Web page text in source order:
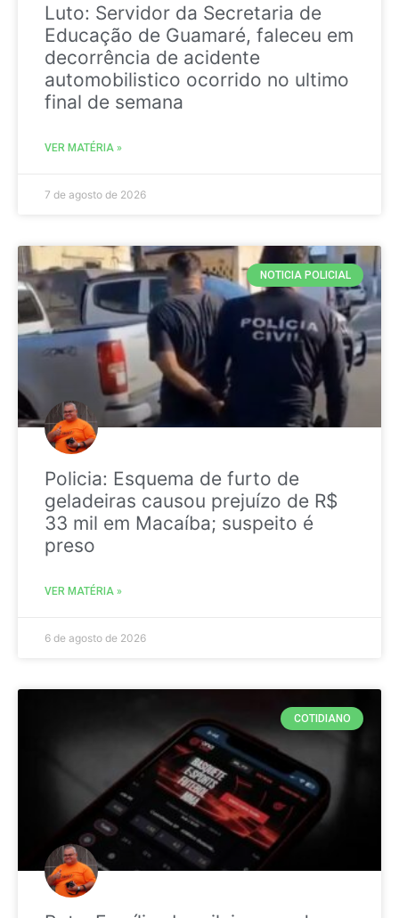
Luto: Servidor da Secretaria de
Educação de Guamaré, faleceu em
decorrência de acidente
automobilistico ocorrido no ultimo
final de semana
VER MATÉRIA »
7 de agosto de 2026
NOTICIA POLICIAL
Policia: Esquema de furto de
geladeiras causou prejuízo de R$
33 mil em Macaíba; suspeito é
preso
VER MATÉRIA »
6 de agosto de 2026
COTIDIANO